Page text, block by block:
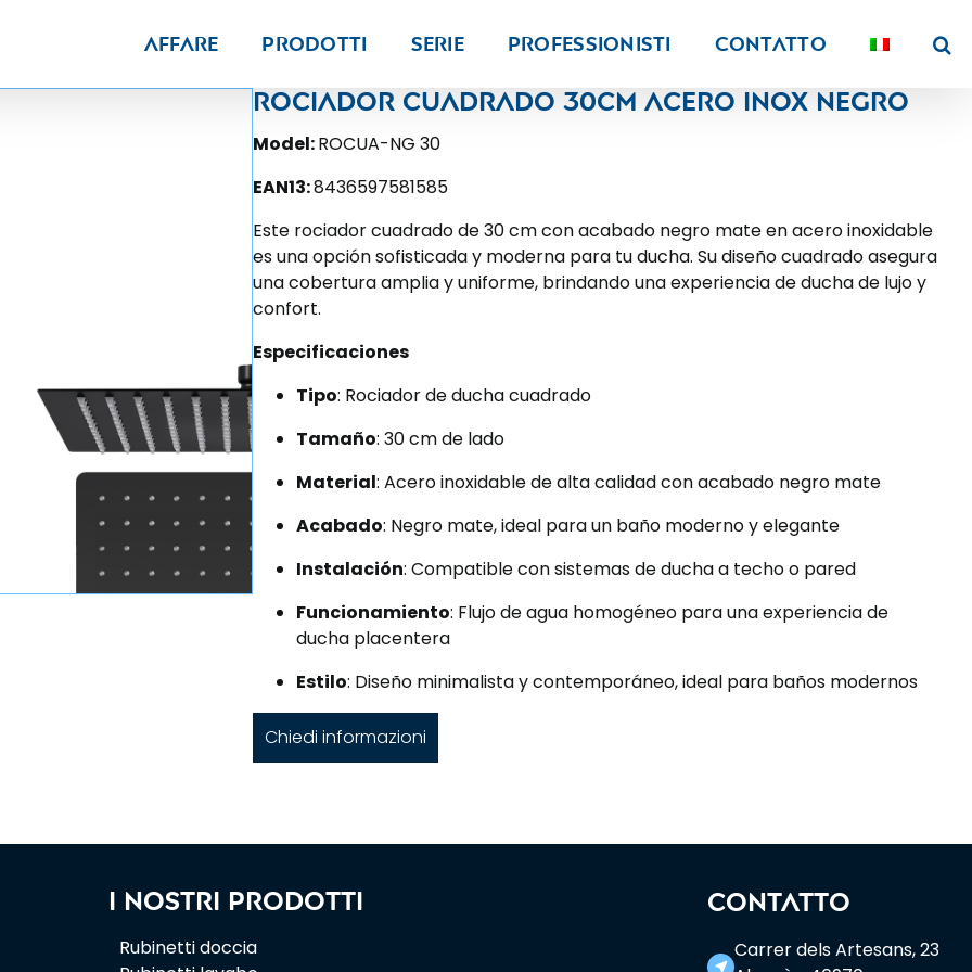
Affare Prodotti Serie PROFESSIONISTI Contatto
Rociador cuadrado 30cm acero inox negro
Model:ROCUA-NG 30
EAN13:8436597581585
Este rociador cuadrado de 30 cm con acabado negro mate en acero inoxidable
es una opción sofisticada y moderna para tu ducha. Su diseño cuadrado asegura
una cobertura amplia y uniforme, brindando una experiencia de ducha de lujo y
confort.
Especificaciones
Tipo: Rociador de ducha cuadrado
Tamaño: 30 cm de lado
Material: Acero inoxidable de alta calidad con acabado negro mate
Acabado: Negro mate, ideal para un baño moderno y elegante
Instalación: Compatible con sistemas de ducha a techo o pared
Funcionamiento: Flujo de agua homogéneo para una experiencia de
ducha placentera
Estilo: Diseño minimalista y contemporáneo, ideal para baños modernos
Chiedi informazioni
I nostri prodotti
Rubinetti doccia
CONTATTO
near_me
Carrer dels Artesans, 23